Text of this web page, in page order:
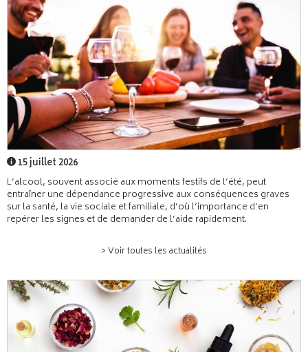
15 juillet 2026
L’alcool, souvent associé aux moments festifs de l’été, peut
entraîner une dépendance progressive aux conséquences graves
sur la santé, la vie sociale et familiale, d’où l’importance d’en
repérer les signes et de demander de l’aide rapidement.
> Voir toutes les actualités